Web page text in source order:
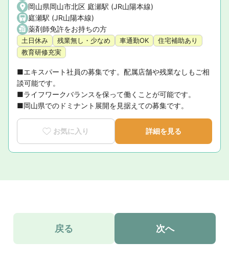
岡山県岡山市北区 庭瀬駅 (JR山陽本線)
庭瀬駅 (JR山陽本線)
薬剤師免許をお持ちの方
土日休み 残業無し・少なめ 車通勤OK
住宅補助あり
教育研修充実
■エキスパート社員の募集です。配属店舗や残業なしもご相
談可能です。
■ライフワークバランスを保って働くことが可能です。
■岡山県でのドミナント展開を見据えての募集です。
お気に入り 詳細を見る
戻る 次へ